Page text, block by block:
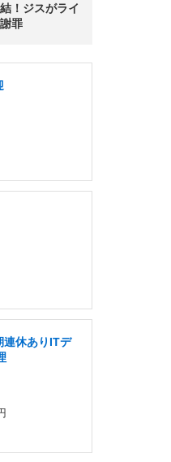
！ジスがライ
罪
連休ありITデ